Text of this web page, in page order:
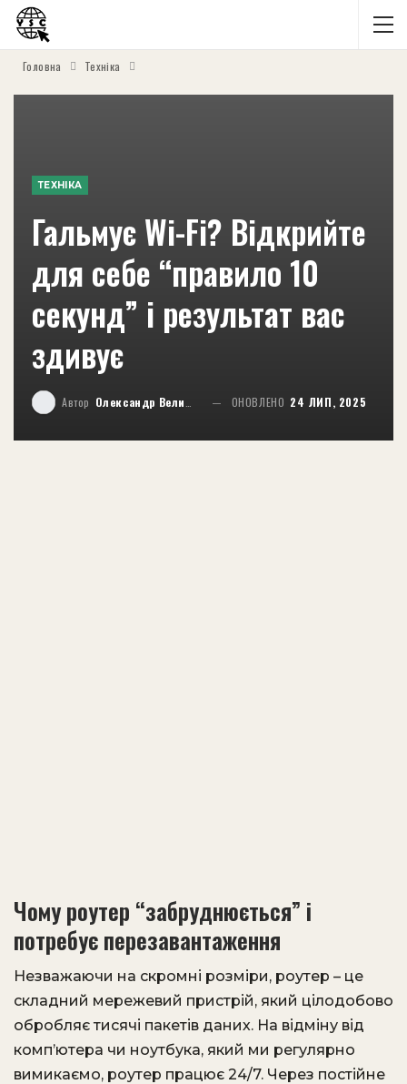
Головна Техніка
ТЕХНІКА
Гальмує Wi-Fi? Відкрийте
для себе “правило 10
секунд” і результат вас
здивує
Автор Олександр Великий ОНОВЛЕНО 24 ЛИП, 2025
Чому роутер “забруднюється” і
потребує перезавантаження
Незважаючи на скромні розміри, роутер – це
складний мережевий пристрій, який цілодобово
обробляє тисячі пакетів даних. На відміну від
комп’ютера чи ноутбука, який ми регулярно
вимикаємо, роутер працює 24/7. Через постійне